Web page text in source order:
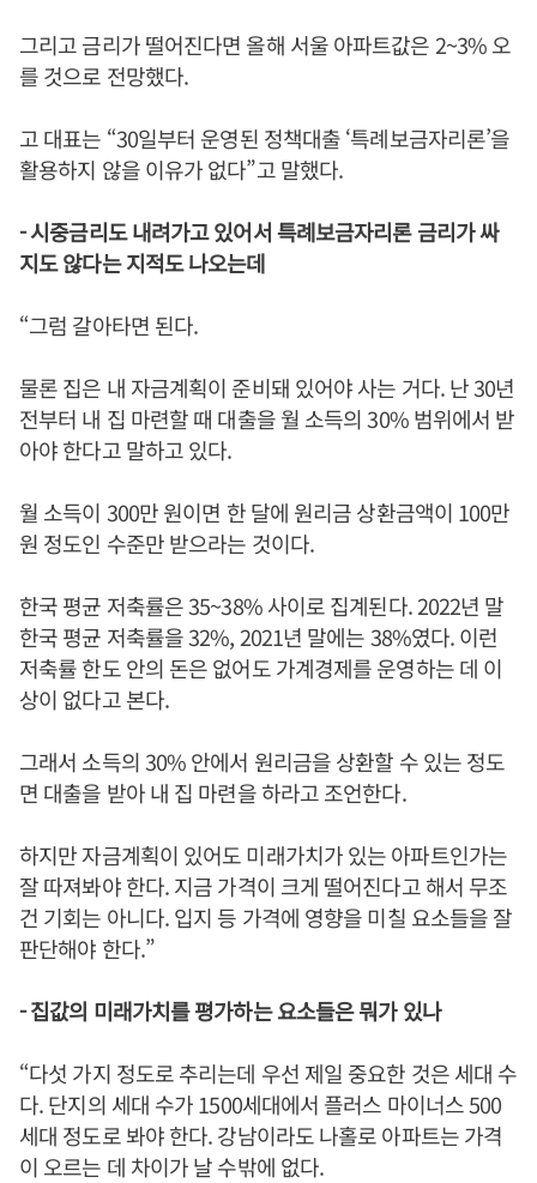
그리고 금리가 떨어진다면 올해 서울 아파트값은 2~3% 오
를 것으로 전망했다.
고 대표는 “30일부터 운영된 정책대출 ‘특례보금자리론’을
활용하지 않을 이유가 없다”고 말했다.
- 시중금리도 내려가고 있어서 특례보금자리론 금리가 싸
지도 않다는 지적도 나오는데
“그럼 갈아타면 된다.
물론 집은 내 자금계획이 준비돼 있어야 사는 거다. 난 30년
전부터 내 집 마련할 때 대출을 월 소득의 30% 범위에서 받
아야 한다고 말하고 있다.
월 소득이 300만 원이면 한 달에 원리금 상환금액이 100만
원 정도인 수준만 받으라는 것이다.
한국 평균 저축률은 35~38% 사이로 집계된다. 2022년 말
한국 평균 저축률을 32%, 2021년 말에는 38%였다. 이런
저축률 한도 안의 돈은 없어도 가계경제를 운영하는 데 이
상이 없다고 본다.
그래서 소득의 30% 안에서 원리금을 상환할 수 있는 정도
면 대출을 받아 내 집 마련을 하라고 조언한다.
하지만 자금계획이 있어도 미래가치가 있는 아파트인가는
잘 따져봐야 한다. 지금 가격이 크게 떨어진다고 해서 무조
건 기회는 아니다. 입지 등 가격에 영향을 미칠 요소들을 잘
판단해야 한다.”
- 집값의 미래가치를 평가하는 요소들은 뭐가 있나
“다섯 가지 정도로 추리는데 우선 제일 중요한 것은 세대 수
다. 단지의 세대 수가 1500세대에서 플러스 마이너스 500
세대 정도로 봐야 한다. 강남이라도 나홀로 아파트는 가격
이 오르는 데 차이가 날 수밖에 없다.